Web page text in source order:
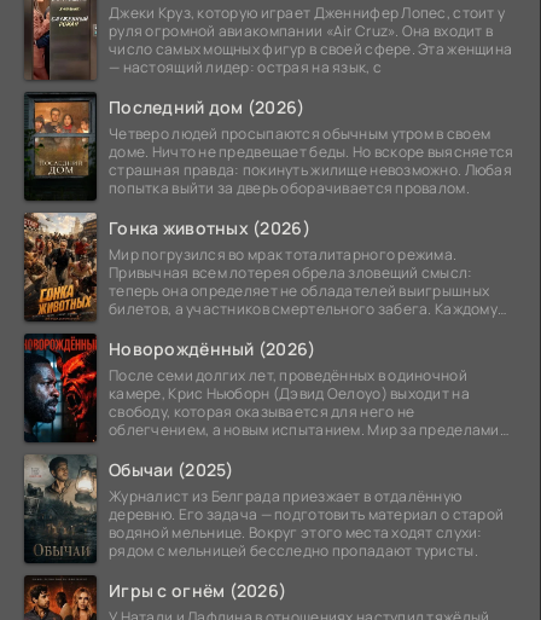
Джеки Круз, которую играет Дженнифер Лопес, стоит у
руля огромной авиакомпании «Air Cruz». Она входит в
число самых мощных фигур в своей сфере. Эта женщина
— настоящий лидер: острая на язык, с
Последний дом (2026)
Четверо людей просыпаются обычным утром в своем
доме. Ничто не предвещает беды. Но вскоре выясняется
страшная правда: покинуть жилище невозможно. Любая
попытка выйти за дверь оборачивается провалом.
Гонка животных (2026)
Мир погрузился во мрак тоталитарного режима.
Привычная всем лотерея обрела зловещий смысл:
теперь она определяет не обладателей выигрышных
билетов, а участников смертельного забега. Каждому
Новорождённый (2026)
После семи долгих лет, проведённых в одиночной
камере, Крис Ньюборн (Дэвид Оелоуо) выходит на
свободу, которая оказывается для него не
облегчением, а новым испытанием. Мир за пределами
Обычаи (2025)
Журналист из Белграда приезжает в отдалённую
деревню. Его задача — подготовить материал о старой
водяной мельнице. Вокруг этого места ходят слухи:
рядом с мельницей бесследно пропадают туристы.
Игры с огнём (2026)